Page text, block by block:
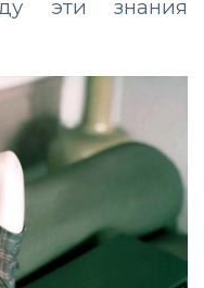
эти знания